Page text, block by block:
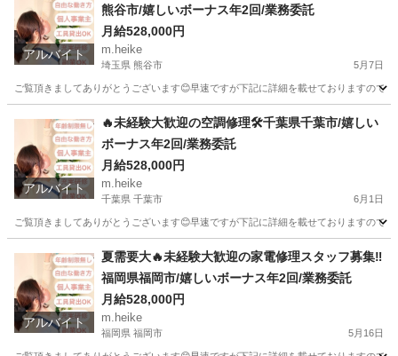
アルバイト
熊谷市/嬉しいボーナス年2回/業務委託
月給528,000円
m.heike
埼玉県 熊谷市 5月7日
ご覧頂きましてありがとうございます😊早速ですが下記に詳細を載せておりますので
その他 スタッフ
アルバイト
🔥未経験大歓迎の空調修理🛠️千葉県千葉市/嬉しい
ボーナス年2回/業務委託
月給528,000円
m.heike
千葉県 千葉市 6月1日
ご覧頂きましてありがとうございます😊早速ですが下記に詳細を載せておりますの
その他 業務委託
アルバイト
夏需要大🔥未経験大歓迎の家電修理スタッフ募集‼️
福岡県福岡市/嬉しいボーナス年2回/業務委託
月給528,000円
m.heike
福岡県 福岡市 5月16日